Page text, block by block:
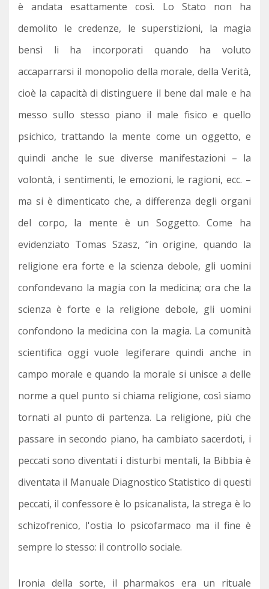
è andata esattamente così. Lo Stato non ha
demolito le credenze, le superstizioni, la magia
bensì li ha incorporati quando ha voluto
accaparrarsi il monopolio della morale, della Verità,
cioè la capacità di distinguere il bene dal male e ha
messo sullo stesso piano il male fisico e quello
psichico, trattando la mente come un oggetto, e
quindi anche le sue diverse manifestazioni – la
volontà, i sentimenti, le emozioni, le ragioni, ecc. –
ma si è dimenticato che, a differenza degli organi
del corpo, la mente è un Soggetto. Come ha
evidenziato Tomas Szasz, “in origine, quando la
religione era forte e la scienza debole, gli uomini
confondevano la magia con la medicina; ora che la
scienza è forte e la religione debole, gli uomini
confondono la medicina con la magia. La comunità
scientifica oggi vuole legiferare quindi anche in
campo morale e quando la morale si unisce a delle
norme a quel punto si chiama religione, così siamo
tornati al punto di partenza. La religione, più che
passare in secondo piano, ha cambiato sacerdoti, i
peccati sono diventati i disturbi mentali, la Bibbia è
diventata il Manuale Diagnostico Statistico di questi
peccati, il confessore è lo psicanalista, la strega è lo
schizofrenico, l'ostia lo psicofarmaco ma il fine è
sempre lo stesso: il controllo sociale.
Ironia della sorte, il pharmakos era un rituale